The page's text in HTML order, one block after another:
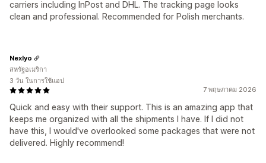
carriers including InPost and DHL. The tracking page looks
clean and professional. Recommended for Polish merchants.
7 พฤษภาคม 2026
Quick and easy with their support. This is an amazing app that
keeps me organized with all the shipments I have. If I did not
have this, I would've overlooked some packages that were not
delivered. Highly recommend!
Nexlyo
สหรัฐอเมริกา
3 วัน ในการใช้แอป